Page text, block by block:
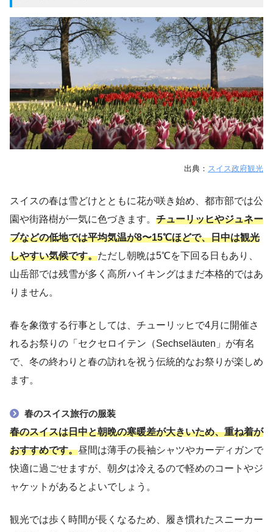
出典： スイス政府観光
スイスの春は雪どけとともに花が咲き始め、都市部では公
園や街路樹が一気に色づきます。 チューリッヒやジュネー
ブなどの低地では平均気温が8〜15℃ほどで、日中は観光
しやすい気候です。ただし朝晩は5℃を下回る日もあり、
山岳部では残雪が多く高所ハイキングはまだ本格的ではあ
りません。
春を象徴する行事としては、チューリッヒで4月に開催さ
れるお祭りの「セクセロイテン（Sechseläuten」が有名
で、冬の終わりと春の訪れを祝う伝統的なお祭りが楽しめ
ます。
春のスイス旅行の服装
春のスイスは日中と朝晩の寒暖差が大きいため、重ね着が
おすすめです。昼間は薄手の長袖シャツやカーディガンで
快適に過ごせますが、朝夕は冷えるので軽めのコートやジ
ャケットがあるとよいでしょう。
観光では歩く時間が長くなるため、履き慣れたスニーカー